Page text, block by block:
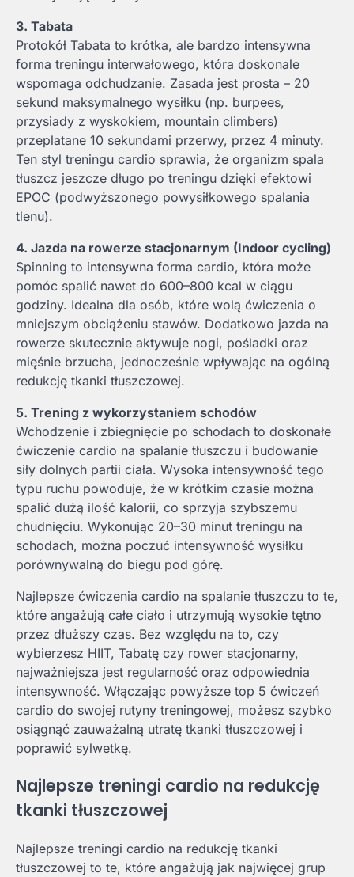
3. Tabata
Protokół Tabata to krótka, ale bardzo intensywna
forma treningu interwałowego, która doskonale
wspomaga odchudzanie. Zasada jest prosta – 20
sekund maksymalnego wysiłku (np. burpees,
przysiady z wyskokiem, mountain climbers)
przeplatane 10 sekundami przerwy, przez 4 minuty.
Ten styl treningu cardio sprawia, że organizm spala
tłuszcz jeszcze długo po treningu dzięki efektowi
EPOC (podwyższonego powysiłkowego spalania
tlenu).
4. Jazda na rowerze stacjonarnym (Indoor cycling)
Spinning to intensywna forma cardio, która może
pomóc spalić nawet do 600–800 kcal w ciągu
godziny. Idealna dla osób, które wolą ćwiczenia o
mniejszym obciążeniu stawów. Dodatkowo jazda na
rowerze skutecznie aktywuje nogi, pośladki oraz
mięśnie brzucha, jednocześnie wpływając na ogólną
redukcję tkanki tłuszczowej.
5. Trening z wykorzystaniem schodów
Wchodzenie i zbiegnięcie po schodach to doskonałe
ćwiczenie cardio na spalanie tłuszczu i budowanie
siły dolnych partii ciała. Wysoka intensywność tego
typu ruchu powoduje, że w krótkim czasie można
spalić dużą ilość kalorii, co sprzyja szybszemu
chudnięciu. Wykonując 20–30 minut treningu na
schodach, można poczuć intensywność wysiłku
porównywalną do biegu pod górę.
Najlepsze ćwiczenia cardio na spalanie tłuszczu to te,
które angażują całe ciało i utrzymują wysokie tętno
przez dłuższy czas. Bez względu na to, czy
wybierzesz HIIT, Tabatę czy rower stacjonarny,
najważniejsza jest regularność oraz odpowiednia
intensywność. Włączając powyższe top 5 ćwiczeń
cardio do swojej rutyny treningowej, możesz szybko
osiągnąć zauważalną utratę tkanki tłuszczowej i
poprawić sylwetkę.
Najlepsze treningi cardio na redukcję
tkanki tłuszczowej
Najlepsze treningi cardio na redukcję tkanki
tłuszczowej to te, które angażują jak najwięcej grup